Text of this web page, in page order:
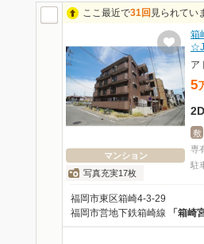
ここ最近で31回 見られてい
マンション
写真充実17枚
箱
ア
5
敷
専
駐
福岡市東区箱崎4-3-29
福岡市営地下鉄箱崎線 「箱崎